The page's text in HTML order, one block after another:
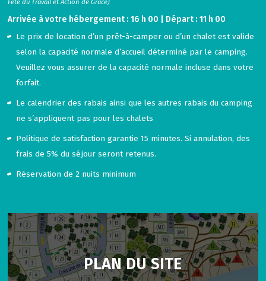
Fête du Travail et Action de Grâce)
Arrivée à votre hébergement : 16 h 00 | Départ : 11 h 00
Le prix de location d’un prêt-à-camper ou d’un chalet est valide
selon la capacité normale d’accueil déterminé par le camping.
Veuillez vous assurer de la capacité normale incluse dans votre
forfait.
Le calendrier des rabais ainsi que les autres rabais du camping
ne s’appliquent pas pour les chalets
Politique de satisfaction garantie 15 minutes. Si annulation, des
frais de 5% du séjour seront retenus.
Réservation de 2 nuits minimum
PLAN DU SITE